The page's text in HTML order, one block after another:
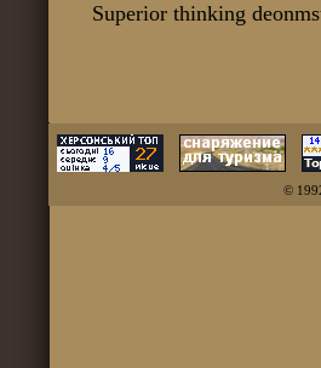
Superior thinking
©